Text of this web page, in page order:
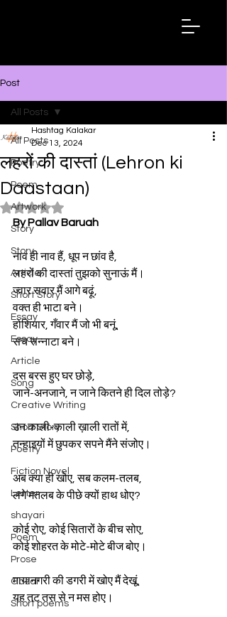
Post
All Posts
Poetry
Poem
Artwork
Story
Story
Article
Short Story
Essay
Essay
Article
Song
Creative Writing
Short Story
Poetry
Fiction Novel
Letter
shayari
Poem
Prose
Gazal
Short poems
All Posts
लहरों की दास्तां (Lehron ki
Daastaan)
Hashtag Kalakar
Dec 13, 2024
Rated NaN out of 5 stars.
By Pallav Baruah
नाव ही नाव हैं, धूप न छांव है,
लहरों की दास्तां तुझको सुनाऊं मैं।
ज्वार सवार मैं आगे बढ़ूं,
वक्त ही भाटा बने।
होशियार, गँवार मैं जो भी बनूं,
सच सन्नाटा बने।
दस बरस हुए घर छोड़े,
जाने-अनजाने, न जाने कितने ही दिल तोड़े?
उन काली-काली ख़ाली रातों में,
तन्हाइयों में छुपकर सपने मैंने संजोए।
अब क्या ही खोए, सब कलम-तलब,
लगे मतलब के पीछे क्यों हाथ धोए?
कोई रोए, कोई सितारों के बीच सोए,
कोई शोहरत के मोटे-मोटे बीज बोए।
मायानगरी की डगरी में खोए मैं देखूं,
यह तट तस से न मस होए।